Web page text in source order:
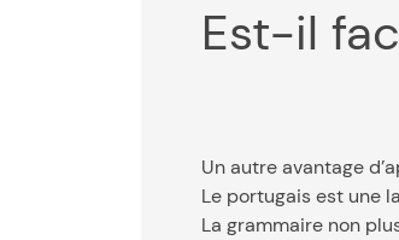
Est-il
Un autre avantage
Le portugais est une
La grammaire non